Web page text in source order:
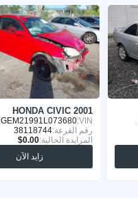
HONDA CIVIC 2001
VIN:
رقم القرعة:38118744
المزايدة الحالية:
زايد الآن